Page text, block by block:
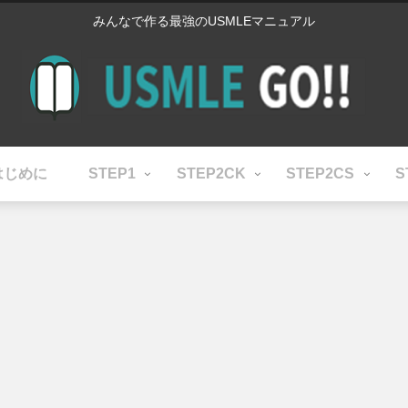
みんなで作る最強のUSMLEマニュアル
じめに STEP1 STEP2CK STEP2CS